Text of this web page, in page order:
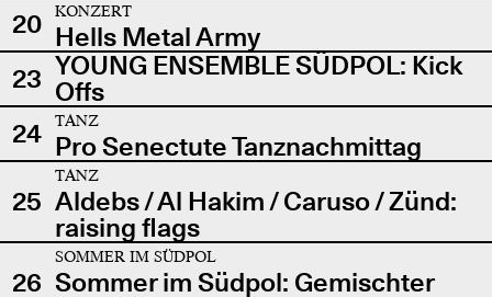
20
KONZERT
Hells Metal Army
23 YOUNG ENSEMBLE SÜDPOL: Kick
Offs
24
TANZ
Pro Senectute Tanznachmittag
25
TANZ
Aldebs / Al Hakim / Caruso / Zünd:
raising flags
26
SOMMER IM SÜDPOL
Sommer im Südpol: Gemischter